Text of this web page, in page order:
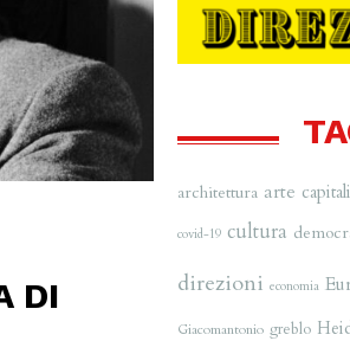
DI
architettura arte
covid-19 cultura
direzioni economia
Giacomantonio greblo